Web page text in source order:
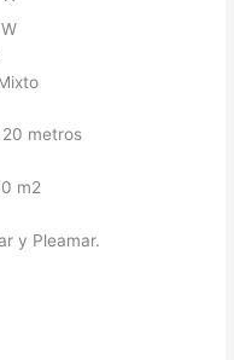
metros
m2
y Pleamar.